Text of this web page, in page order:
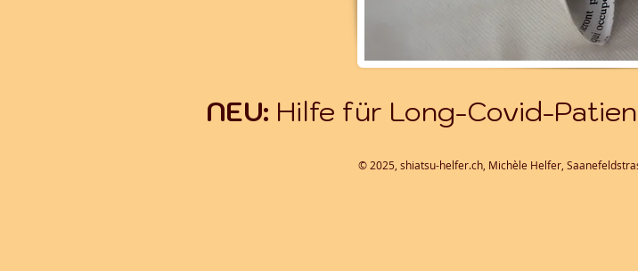
NEU: Hilfe für Long-Covid-
© 2025, shiatsu-helfer.ch, Michèle Helfer,